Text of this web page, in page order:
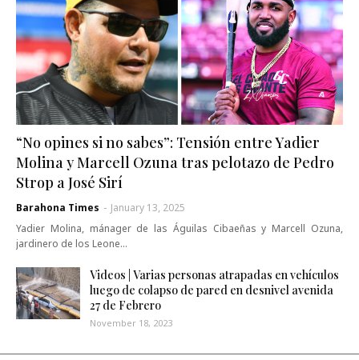
“No opines si no sabes”: Tensión entre Yadier
Molina y Marcell Ozuna tras pelotazo de Pedro
Strop a José Sirí
Barahona Times - January 13, 2025
Yadier Molina, mánager de las Águilas Cibaeñas y Marcell Ozuna,
jardinero de los Leone…
Videos | Varias personas atrapadas en vehículos
luego de colapso de pared en desnivel avenida
27 de Febrero
November 18, 2023